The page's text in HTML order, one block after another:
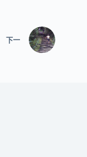
下一